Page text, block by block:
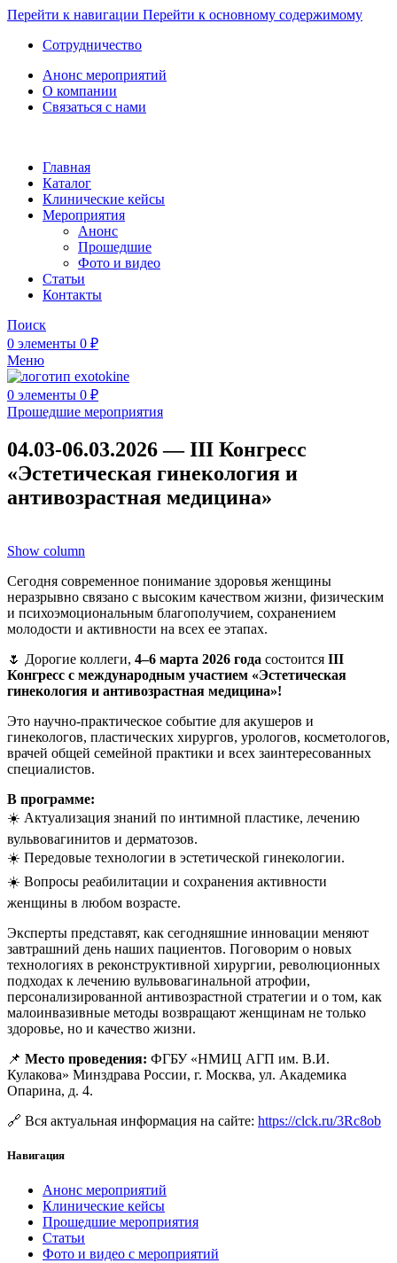
Перейти к навигации Перейти к основному содержимому
Сотрудничество
Анонс мероприятий
О компании
Связаться с нами
Главная
Каталог
Клинические кейсы
Мероприятия
Анонс
Прошедшие
Фото и видео
Статьи
Контакты
Поиск
0 элементы 0 ₽
Меню
0 элементы 0 ₽
Прошедшие мероприятия
04.03-06.03.2026 — III Конгресс
«Эстетическая гинекология и
антивозрастная медицина»
Show column
Сегодня современное понимание здоровья женщины
неразрывно связано с высоким качеством жизни, физическим
и психоэмоциональным благополучием, сохранением
молодости и активности на всех ее этапах.
🌷 Дорогие коллеги, 4–6 марта 2026 года состоится III
Конгресс с международным участием «Эстетическая
гинекология и антивозрастная медицина»!
Это научно-практическое событие для акушеров и
гинекологов, пластических хирургов, урологов, косметологов,
врачей общей семейной практики и всех заинтересованных
специалистов.
В программе:
☀️ Актуализация знаний по интимной пластике, лечению
вульвовагинитов и дерматозов.
☀️ Передовые технологии в эстетической гинекологии.
☀️ Вопросы реабилитации и сохранения активности
женщины в любом возрасте.
Эксперты представят, как сегодняшние инновации меняют
завтрашний день наших пациентов. Поговорим о новых
технологиях в реконструктивной хирургии, революционных
подходах к лечению вульвовагинальной атрофии,
персонализированной антивозрастной стратегии и о том, как
малоинвазивные методы возвращают женщинам не только
здоровье, но и качество жизни.
📌 Место проведения: ФГБУ «НМИЦ АГП им. В.И.
Кулакова» Минздрава России, г. Москва, ул. Академика
Опарина, д. 4.
🔗 Вся актуальная информация на сайте: https://clck.ru/3Rc8ob
Навигация
Анонс мероприятий
Клинические кейсы
Прошедшие мероприятия
Статьи
Фото и видео с мероприятий